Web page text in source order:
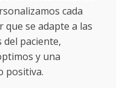
cada
se adapte a las
del paciente,
y una
positiva.